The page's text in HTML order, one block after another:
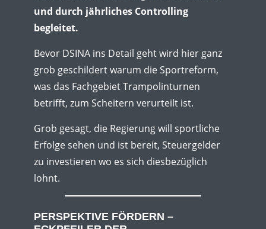
und durch jährliches Controlling
begleitet.
Bevor DSINA ins Detail geht wird hier ganz
grob geschildert warum die Sportreform,
was das Fachgebiet Trampolinturnen
betrifft, zum Scheitern verurteilt ist.
Grob gesagt, die Regierung will sportliche
Erfolge sehen und ist bereit, Steuergelder
zu investieren wo es sich diesbezüglich
lohnt.
PERSPEKTIVE FÖRDERN –